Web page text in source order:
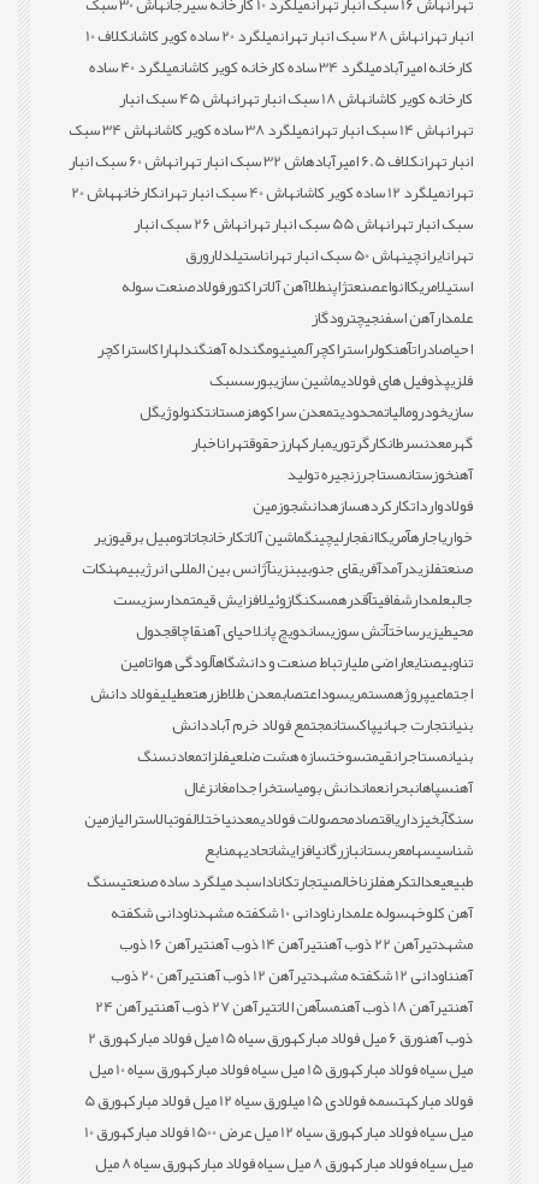
انبار تهرانهاش 28 سبک انبار تهران میلگرد 20 ساده کویر کاشان
کلاف 10
کارخانه امیرآبادمیلگرد 34 ساده کارخانه کویر کاشان
میلگرد 40 ساده
کارخانه کویر کاشانهاش 18 سبک انبار تهران
هاش 45 سبک انبار
تهرانهاش 14 سبک انبار تهران میلگرد 38 ساده کویر کاشان
هاش 34 سبک
انبار تهرانکلاف 6.5 امیرآباد هاش 32 سبک انبار تهران
هاش 60 سبک انبار
تهرانمیلگرد 12 ساده کویر کاشان هاش 40 سبک انبار تهران کارخانه
هاش 20
سبک انبار تهرانهاش 55 سبک انبار تهران
هاش 26 سبک انبار
تهرانایرانچینهاش 50 سبک انبار تهران استیلدلارورق
استیلامریکاانواعصنعتژاپنطلاآهن آلاتراکتورفولادصنعت سوله
علمدارآهن اسفنجیچترودگاز
احیاصادراتآهنکولراستراکچرآلمینیومگندله آهنگندلهاراکاستراکچر
فلزیپذوفیل های فولادیماشین سازیبورسسبک
سازیخودرومالیاتمحدودیتمعدن سراکوهزمستانتکنولوژیگل
گهرمعدنسرطانکارگرتوریمبارکهارزحقوقتهراناخبار
آهنخوزستانمستاجرزنجیره تولید
فولادوارداتکارکردهسازهدانشجوزمین
خواریاجارهآمریکاانفجارلیچینگماشین آلاتکارخانجاتاتومبیل برقیوزیر
صنعتفلزیدرآمدآفریقای جنوبیبنزینآژانس بین المللی انرژیبیمهنکات
جالبعلمدارشفافیتآقدرهمسکنگازوئیلافزایش قیمتمدارسزیست
محیطیزیرساختآتش سوزیساندویچ پانلاحیای آهنقاچاقجدول
تناوبیصنایعاراضی ملیارتباط صنعت و دانشگاهآلودگی هواتامین
اجتماعیپروژهمستمریسوداعتصابمعدن طلاطزرهتعطیلیفولاد دانش
بنیانتجارت جهانیپاکستانمجتمع فولاد خرم آباددانش
بنیانمستاجرانقیمتسوختسازه هشت ضلعیفلزاتمعادنسنگ
آهنسپاهانبحرانعماندانش بومیاستخراجدامغانزغال
سنگآبخیزداریاقتصادمحصولات فولادیمعدنیاختلالفوتبالاسترالیازمین
شناسیسهامعربستانبازرگانیافزایشاتحادیهمنابع
طبیعیعدالتکرهفلزناخالصیتجارتکاناداسبد میلگرد ساده صنعتیسنگ
آهن کلوخهسوله علمدارناودانی 10 شکفته مشهد
ناودانی شکفته
مشهدتیرآهن 22 ذوب آهن تیرآهن 14 ذوب آهن
تیرآهن 16 ذوب
آهنناودانی 12 شکفته مشهد تیرآهن 12 ذوب آهن
تیرآهن 20 ذوب
آهنتیرآهن 18 ذوب آهن مسآهن الاتتیرآهن 27 ذوب آهن
تیرآهن 24
ذوب آهنورق 6 میل فولاد مبارکه ورق سیاه 15 میل فولاد مبارکه
ورق 2
میل سیاه فولاد مبارکهورق 15 میل سیاه فولاد مبارکه
ورق سیاه 10 میل
فولاد مبارکهتسمه فولادی 15 میل ورق سیاه 12 میل فولاد مبارکه
ورق 5
میل سیاه فولاد مبارکهورق سیاه 12 میل عرض 1500 فولاد مبارکه
ورق 10
میل سیاه فولاد مبارکهورق 8 میل سیاه فولاد مبارکه
ورق سیاه 8 میل